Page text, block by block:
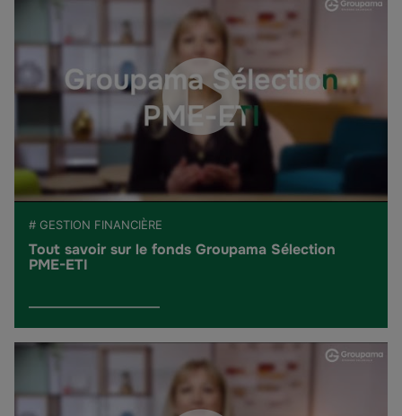
# GESTION FINANCIÈRE
Tout savoir sur le fonds Groupama Sélection
PME-ETI